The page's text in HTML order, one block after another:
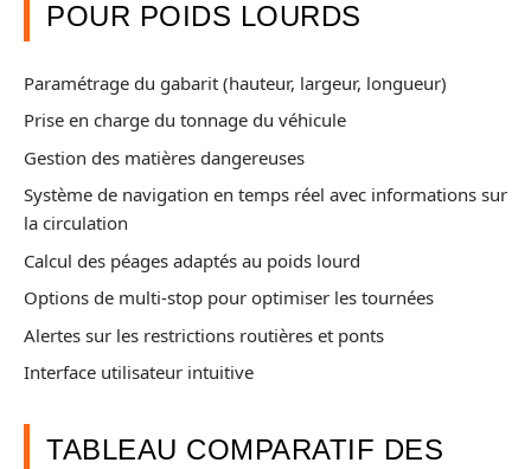
POUR POIDS LOURDS
Paramétrage du gabarit (hauteur, largeur, longueur)
Prise en charge du tonnage du véhicule
Gestion des matières dangereuses
Système de navigation en temps réel avec informations sur
la circulation
Calcul des péages adaptés au poids lourd
Options de multi-stop pour optimiser les tournées
Alertes sur les restrictions routières et ponts
Interface utilisateur intuitive
TABLEAU COMPARATIF DES